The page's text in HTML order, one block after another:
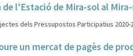
de l'Estació de Mira-sol al
dels Pressupostos Participatius 2020-
un mercat de pagès de